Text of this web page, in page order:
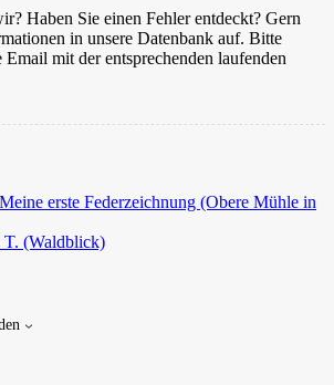
Haben Sie einen Fehler entdeckt? Gern
in unsere Datenbank auf. Bitte
Email mit der entsprechenden laufenden
erste Federzeichnung (Obere Mühle in
T. (Waldblick)